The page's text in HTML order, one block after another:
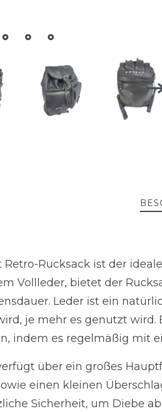
Retro-Rucksack ist der
Vollleder, bietet der
Leder ist ein
je mehr es genutzt
indem es regelmäßig mit
über ein großes
einen kleinen
Sicherheit, um Diebe